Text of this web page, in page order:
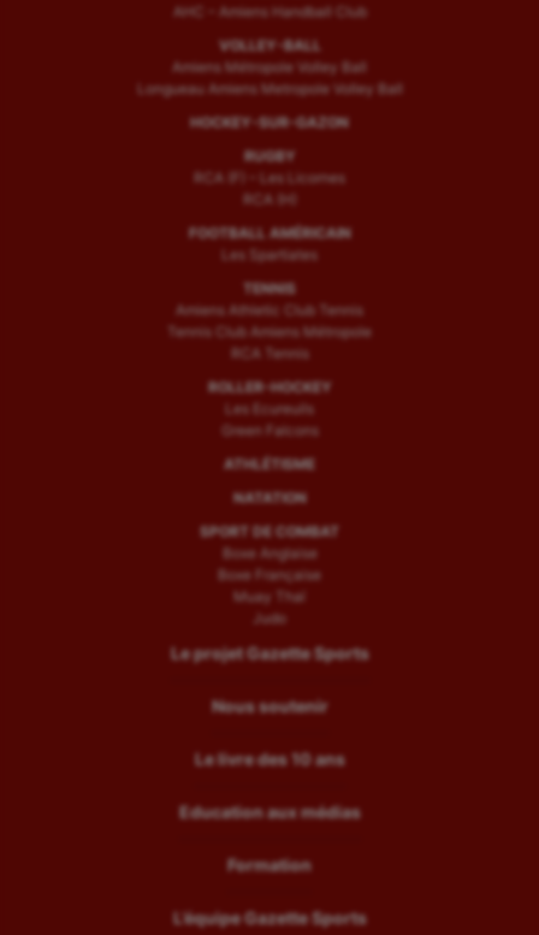
AHC – Amiens Handball Club
VOLLEY-BALL
Amiens Métropole Volley Ball
Longueau Amiens Metropole Volley Ball
HOCKEY-SUR-GAZON
RUGBY
RCA (F) – Les Licornes
RCA (H)
FOOTBALL AMÉRICAIN
Les Spartiates
TENNIS
Amiens Athletic Club Tennis
Tennis Club Amiens Métropole
RCA Tennis
ROLLER-HOCKEY
Les Ecureuils
Green Falcons
ATHLÉTISME
NATATION
SPORT DE COMBAT
Boxe Anglaise
Boxe Française
Muay Thaï
Judo
Le projet Gazette Sports
Nous soutenir
Le livre des 10 ans
Education aux médias
Formation
L’équipe Gazette Sports